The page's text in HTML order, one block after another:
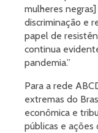
mulheres
discriminação e
papel de
continua
pandemia.”
Para a rede
extremas do
econômica e
públicas e ações